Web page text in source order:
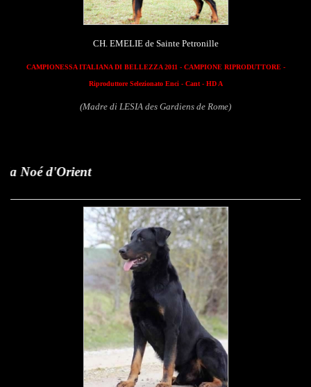
CH. EMELIE de Sainte Petronille
CAMPIONESSA ITALIANA DI BELLEZZA 2011 - CAMPIONE RIPRODUTTORE -
Riproduttore Selezionato Enci - Cant - HD A
(Madre di LESIA des Gardiens de Rome)